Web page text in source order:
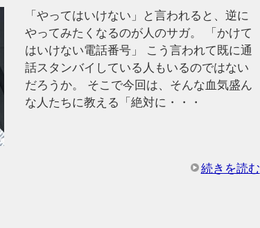
「やってはいけない」と言われると、逆に
やってみたくなるのが人のサガ。 「かけて
はいけない電話番号」 こう言われて既に通
話スタンバイしている人もいるのではない
だろうか。 そこで今回は、そんな血気盛ん
な人たちに教える「絶対に・・・
続きを読む